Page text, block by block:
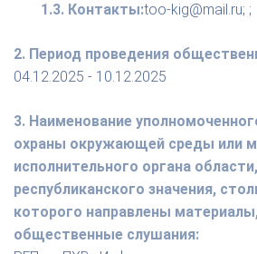
1.3. Контакты:too-kig@mail.ru; ;
2. Период проведения
04.12.2025 - 10.12.2025
3. Наименование
охраны окружающей среды или
исполнительного органа
республиканского значения,
которого направлены
общественные слушания: